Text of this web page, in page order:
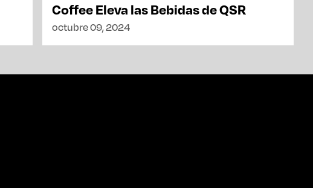
Coffee Eleva las Bebidas de QSR
octubre 09, 2024